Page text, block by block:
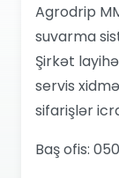
Agrodrip
suvarma
Şirkət
servis
sifarişlər
Baş ofis: